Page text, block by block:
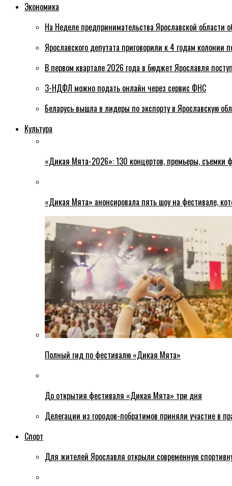
Экономика
На Неделе предпринимательства Ярославской области
Ярославского депутата приговорили к 4 годам колонии
В первом квартале 2026 года в бюджет Ярославля
3-НДФЛ можно подать онлайн через сервис ФНС
Беларусь вышла в лидеры по экспорту в Ярославскую
Культура
«Дикая Мята-2026»: 130 концертов, премьеры, съемки
«Дикая Мята» анонсировала пять шоу на фестивале,
Полный гид по фестивалю «Дикая Мята»
До открытия фестиваля «Дикая Мята» три дня
Делегации из городов-побратимов приняли участие в
Спорт
Для жителей Ярославля открыли современную